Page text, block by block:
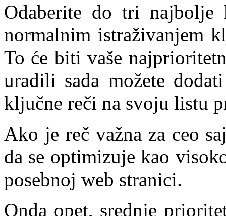
Odaberite do tri
normalnim istraživanjem
To će biti vaše
uradili sada možete
ključne reči na svoju listu
Ako je reč važna za ceo
da se optimizuje kao
posebnoj web stranici.
Onda opet, srednje